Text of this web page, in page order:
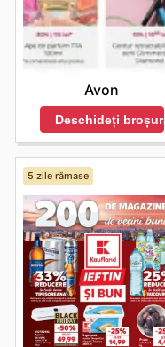
Avon
Deschideți broșura
5 zile rămase